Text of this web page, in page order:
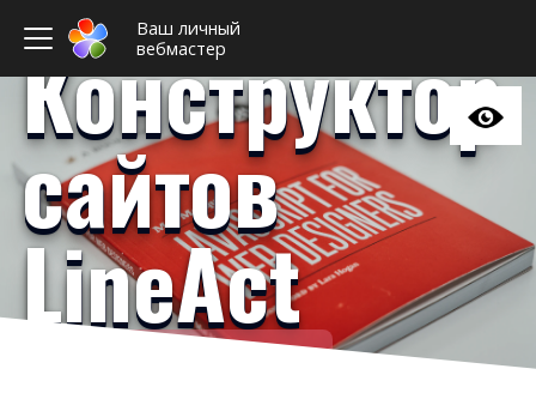
Ваш личный
вебмастер
Конструктор
сайтов
LineAct
Ваш личный вебмастер